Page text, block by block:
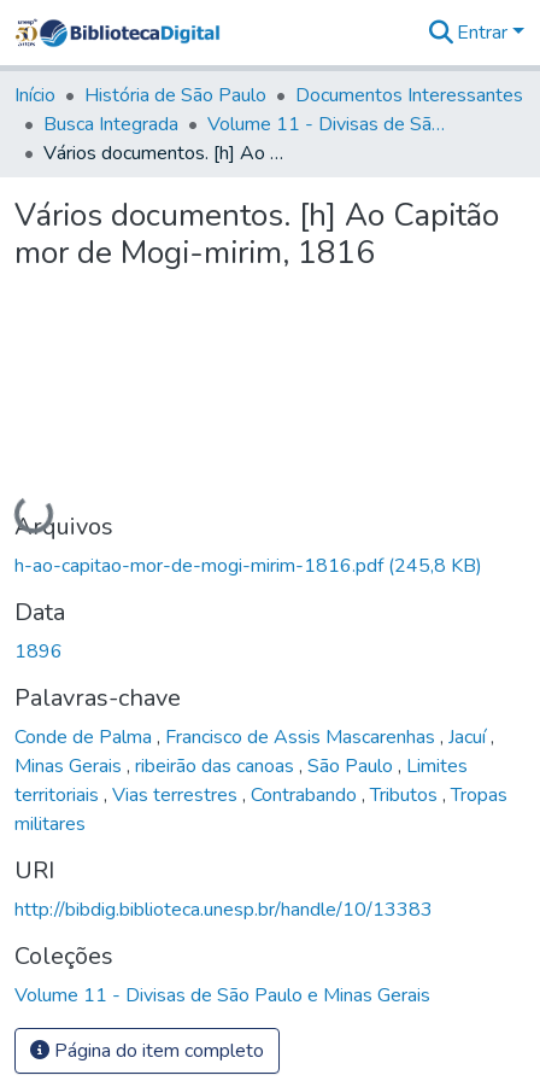
&
Coleções
Tudo na
Biblioteca
Estatísticas
Entrar
Início História de São Paulo
Documentos Interessantes
Busca Integrada
Volume 11 - Divisas de São Paulo e Minas Gerais
Vários documentos. [h] Ao Capitão mor de Mogi-mirim, 1816
Vários documentos. [h] Ao Capitão
mor de Mogi-mirim, 1816
Carregando...
Arquivos
h-ao-capitao-mor-de-mogi-mirim-1816.pdf(245,8 KB)
Data
1896
Palavras-chave
Conde de Palma , Francisco de Assis Mascarenhas , Jacuí,
Minas Gerais , ribeirão das canoas , São Paulo , Limites
territoriais , Vias terrestres , Contrabando ,Tributos ,Tropas
militares
URI
http://bibdig.biblioteca.unesp.br/handle/10/13383
Coleções
Volume 11 - Divisas de São Paulo e Minas Gerais
Página do item completo